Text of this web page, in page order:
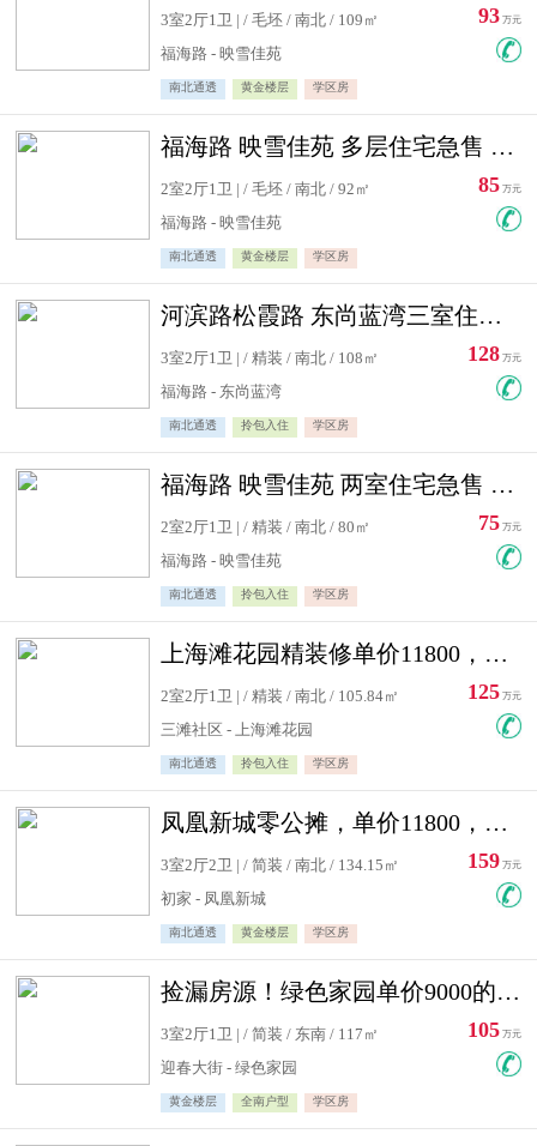
3室2厅1卫 | / 毛坯 / 南北 / 109㎡
福海路 - 映雪佳苑
南北通透 黄金楼层 学区房
93 万元
福海路 映雪佳苑 多层住宅急售 可公积金贷款
2室2厅1卫 | / 毛坯 / 南北 / 92㎡
福海路 - 映雪佳苑
南北通透 黄金楼层 学区房
85 万元
河滨路松霞路 东尚蓝湾三室住宅急售
3室2厅1卫 | / 精装 / 南北 / 108㎡
福海路 - 东尚蓝湾
南北通透 拎包入住 学区房
128 万元
福海路 映雪佳苑 两室住宅急售 可公积金贷款
2室2厅1卫 | / 精装 / 南北 / 80㎡
福海路 - 映雪佳苑
南北通透 拎包入住 学区房
75 万元
上海滩花园精装修单价11800，价格最低的两居室，无敌视野
2室2厅1卫 | / 精装 / 南北 / 105.84㎡
三滩社区 - 上海滩花园
南北通透 拎包入住 学区房
125 万元
凤凰新城零公摊，单价11800，白银楼层，一个车库另算
3室2厅2卫 | / 简装 / 南北 / 134.15㎡
初家 - 凤凰新城
南北通透 黄金楼层 学区房
159 万元
捡漏房源！绿色家园单价9000的大三居，实验小学永明双学区
3室2厅1卫 | / 简装 / 东南 / 117㎡
迎春大街 - 绿色家园
黄金楼层 全南户型 学区房
105 万元